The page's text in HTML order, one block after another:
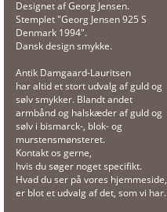
Designet af Georg Jensen.
Stemplet "Georg Jensen 925 S
Denmark 1994".
Dansk design smykke.
Antik Damgaard-Lauritsen
har altid et stort udvalg af guld og
sølv smykker. Blandt andet
armbånd og halskæder af guld og
sølv i bismarck-, blok- og
murstensmønsteret.
Kontakt os gerne,
hvis du søger noget specifikt.
Hvad du ser på vores hjemmeside,
er blot et udvalg af det, som vi har.